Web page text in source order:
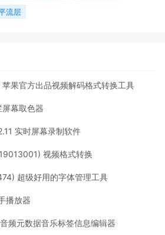
流层
果官方出品视频解码格式转换工具
幕取色器
实时屏幕录制软件
视频格式转换
超级好用的字体管理工具
播放器
频元数据音乐标签信息编辑器